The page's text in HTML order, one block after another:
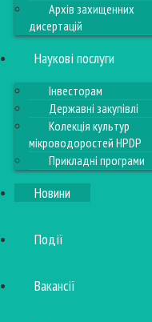
Архів захищенних
дисертацій
Наукові послуги
Інвесторам
Державні закупівлі
Колекція культур
мікроводоростей HPDP
Прикладні програми
Новини
Події
Вакансії